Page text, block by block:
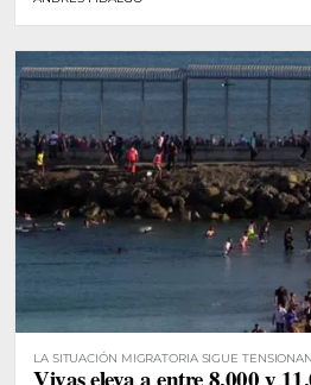
LA SITUACIÓN MIGRATORIA SIGUE
Vivas eleva a entre 8.000 y